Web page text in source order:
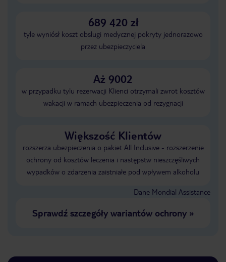
689 420 zł
tyle wyniósł koszt obsługi medycznej pokryty jednorazowo
przez ubezpieczyciela
Aż 9002
w przypadku tylu rezerwacji Klienci otrzymali zwrot kosztów
wakacji w ramach ubezpieczenia od rezygnacji
Większość Klientów
rozszerza ubezpieczenia o pakiet All Inclusive - rozszerzenie
ochrony od kosztów leczenia i następstw nieszczęśliwych
wypadków o zdarzenia zaistniałe pod wpływem alkoholu
Dane Mondial Assistance
Sprawdź szczegóły wariantów ochrony»